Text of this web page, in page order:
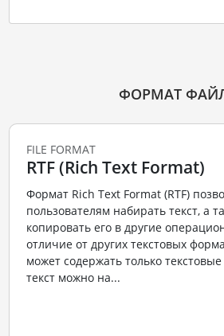
ФОРМАТ
FILE FORMAT
RTF (Rich Text Format)
Формат Rich Text Format (RTF)
пользователям набирать текст, а
копировать его в другие
отличие от других текстовых
может содержать только
текст можно на...